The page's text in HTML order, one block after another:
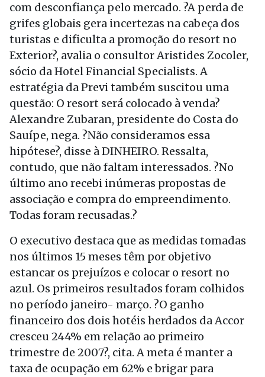
com desconfiança pelo mercado. ?A perda de
grifes globais gera incertezas na cabeça dos
turistas e dificulta a promoção do resort no
Exterior?, avalia o consultor Aristides Zocoler,
sócio da Hotel Financial Specialists. A
estratégia da Previ também suscitou uma
questão: O resort será colocado à venda?
Alexandre Zubaran, presidente do Costa do
Sauípe, nega. ?Não consideramos essa
hipótese?, disse à DINHEIRO. Ressalta,
contudo, que não faltam interessados. ?No
último ano recebi inúmeras propostas de
associação e compra do empreendimento.
Todas foram recusadas.?
O executivo destaca que as medidas tomadas
nos últimos 15 meses têm por objetivo
estancar os prejuízos e colocar o resort no
azul. Os primeiros resultados foram colhidos
no período janeiro- março. ?O ganho
financeiro dos dois hotéis herdados da Accor
cresceu 244% em relação ao primeiro
trimestre de 2007?, cita. A meta é manter a
taxa de ocupação em 62% e brigar para